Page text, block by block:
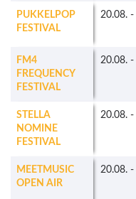
PUKKELPOP
FESTIVAL
20.08. -
FM4
FREQUENCY
FESTIVAL
20.08. -
STELLA
NOMINE
FESTIVAL
20.08. -
MEETMUSIC
OPEN AIR
20.08. -